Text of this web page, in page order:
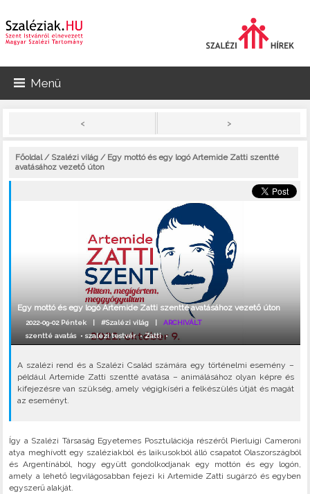
Menü
< >
Főoldal/ Szalézi világ / Egy mottó és egy logó Artemide Zatti szentté
avatásához vezető úton
Egy mottó és egy logó Artemide Zatti szentté avatásához vezető úton
2022-09-02 Péntek |#Szalézi világ |ARCHIVÁLT
szentté avatás•szalézi testvér•Zatti•
A szalézi rend és a Szalézi Család számára egy történelmi esemény –
például Artemide Zatti szentté avatása – animálásához olyan képre és
kifejezésre van szükség, amely végigkíséri a felkészülés útját és magát
az eseményt.
Így a Szalézi Társaság Egyetemes Posztulációja részéről Pierluigi Cameroni
atya meghívott egy szaléziakból és laikusokból álló csapatot Olaszországból
és Argentínából, hogy együtt gondolkodjanak egy mottón és egy logón,
amely a lehető legvilágosabban fejezi ki Artemide Zatti sugárzó és egyben
egyszerű alakját.